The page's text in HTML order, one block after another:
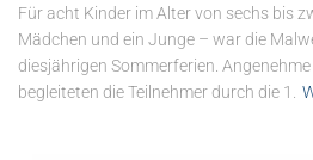
Für acht Kinder im Alter von sechs bis
Mädchen und ein Junge – war die
diesjährigen Sommerferien.
begleiteten die Teilnehmer durch die 1.